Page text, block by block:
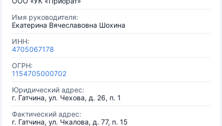
Имя руководителя:
Екатерина Вячеславовна Шохина
ИНН:
4705067178
ОГРН:
1154705000702
Юридический адрес:
г. Гатчина, ул. Чехова, д. 26, п. 1
Фактический адрес:
г. Гатчина, ул. Чкалова, д. 77, п. 15